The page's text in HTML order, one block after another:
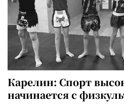
Карелин: Спорт
начинается с